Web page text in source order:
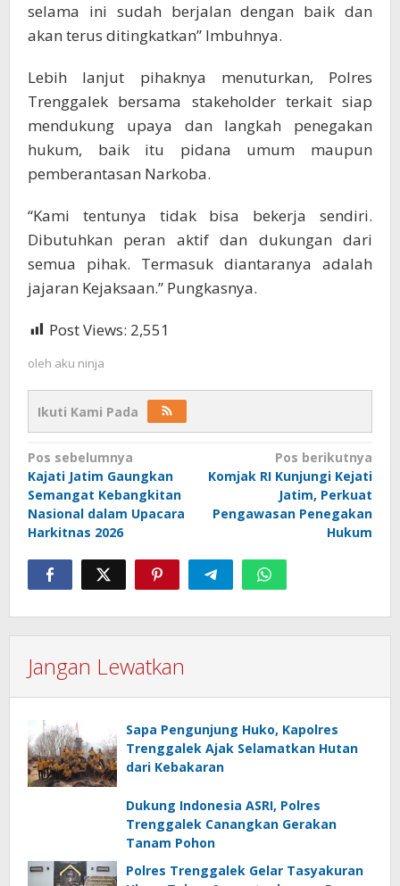
selama ini sudah berjalan dengan baik dan
akan terus ditingkatkan” Imbuhnya.
Lebih lanjut pihaknya menuturkan, Polres
Trenggalek bersama stakeholder terkait siap
mendukung upaya dan langkah penegakan
hukum, baik itu pidana umum maupun
pemberantasan Narkoba.
“Kami tentunya tidak bisa bekerja sendiri.
Dibutuhkan peran aktif dan dukungan dari
semua pihak. Termasuk diantaranya adalah
jajaran Kejaksaan.” Pungkasnya.
Post Views: 2,551
oleh aku ninja
Ikuti Kami Pada
Navigasi
pos
Pos sebelumnya
Kajati Jatim Gaungkan
Semangat Kebangkitan
Nasional dalam Upacara
Harkitnas 2026
Pos berikutnya
Komjak RI Kunjungi Kejati
Jatim, Perkuat
Pengawasan Penegakan
Hukum
Jangan Lewatkan
Sapa Pengunjung Huko, Kapolres
Trenggalek Ajak Selamatkan Hutan
dari Kebakaran
Dukung Indonesia ASRI, Polres
Trenggalek Canangkan Gerakan
Tanam Pohon
Polres Trenggalek Gelar Tasyakuran